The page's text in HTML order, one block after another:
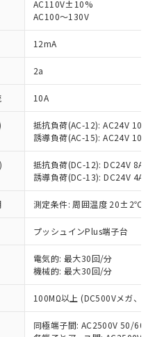
AC110V±10%
AC100～130V
12mA
2a
10A
抵抗負荷(AC-12): AC24V 10A/
誘導負荷(AC-15): AC24V
抵抗負荷(DC-12): DC24V 8A/
誘導負荷(DC-13): DC24V 4A/
測定条件: 周囲温度 20±2℃、
プッシュインPlus端子台
電気的: 最大30回/分
機械的: 最大30回/分
100MΩ以上 (DC500Vメガ、点
同極端子間: AC2500V 50/
だき、同意のうえ
社制御機器事業取扱
況および標準価格
ていただくもので
取扱商品の中には、
外となる商品もある
さい。
準価格照会結果は、
日時点での社内デー
れるものであり、閲
場合があることをご
指令（10物質）の
提供可能な商品で
（10物質）の非含
替える予定のある
指令（10物質）の
、対応品を出す予
指令（10物質）の
中または確認中の
など無形物で、有
商品です。
非含有部品として
明した場合などや
あります。
1000ppm以下、 カド
下、ポリ臭化ビフェニル
有率が中国RoHSの
示します。
有率が中国RoHSの
を示します。
社販売部門へお問
社製品のうち、外国
易法に定める商品
等」という）を輸出
供する場合は、日本
(または役務取引許
の必要な手続きを